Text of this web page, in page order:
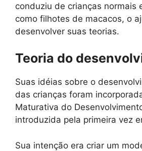
conduziu de crianças normais
como filhotes de macacos, o
desenvolver suas teorias.
Teoria do
Suas idéias sobre o
das crianças foram
Maturativa do
introduzida pela primeira vez
Sua intenção era criar um